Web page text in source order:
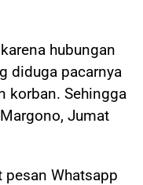
hubungan
diduga pacarnya
korban. Sehingga
Jumat
pesan Whatsapp